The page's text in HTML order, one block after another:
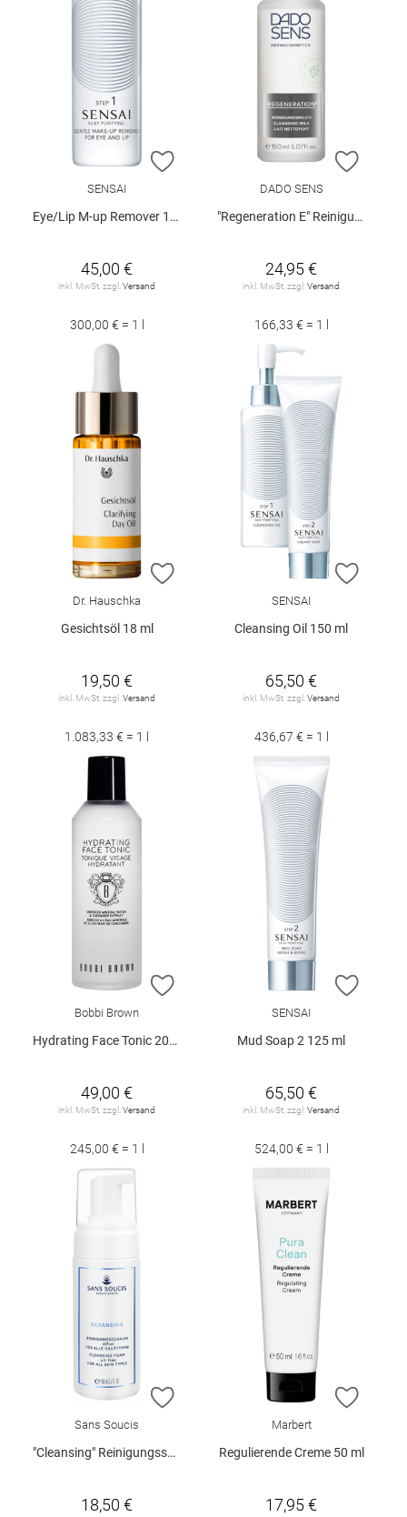
ZUR WUNSCHLISTE HINZUFÜGEN
SENSAI
Eye/Lip M-up Remover 150 ml
45,00 €
inkl. MwSt. zzgl.Versand
300,00 € = 1 l
ZUR
DADO SENS
"Regeneration E" Reinigungsmilch 150 ml
24,95 €
inkl. MwSt. zzgl.Versand
166,33 € = 1 l
ZUR WUNSCHLISTE HINZUFÜGEN
Dr. Hauschka
Gesichtsöl 18 ml
19,50 €
inkl. MwSt. zzgl.Versand
1.083,33 € = 1 l
ZUR
SENSAI
Cleansing Oil 150 ml
65,50 €
inkl. MwSt. zzgl.Versand
436,67 € = 1 l
ZUR WUNSCHLISTE HINZUFÜGEN
Bobbi Brown
Hydrating Face Tonic 200 ml
49,00 €
inkl. MwSt. zzgl. Versand
245,00 € = 1 l
ZUR
SENSAI
Mud Soap 2 125 ml
65,50 €
inkl. MwSt. zzgl. Versand
524,00 € = 1 l
ZUR WUNSCHLISTE HINZUFÜGEN
Sans Soucis
"Cleansing" Reinigungsschaum 100 ml
18,50 €
ZUR
Marbert
Regulierende Creme 50 ml
17,95 €